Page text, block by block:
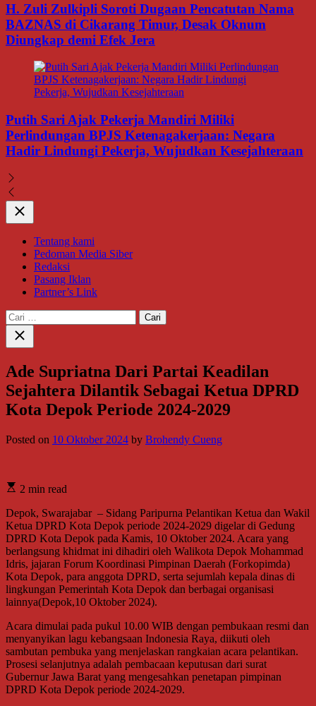
H. Zuli Zulkipli Soroti Dugaan Pencatutan Nama
BAZNAS di Cikarang Timur, Desak Oknum
Diungkap demi Efek Jera
Putih Sari Ajak Pekerja Mandiri Miliki
Perlindungan BPJS Ketenagakerjaan: Negara
Hadir Lindungi Pekerja, Wujudkan Kesejahteraan
Close
Tentang kami
Pedoman Media Siber
Redaksi
Pasang Iklan
Partner’s Link
Cari
untuk:
Close
search
Ade Supriatna Dari Partai Keadilan
Sejahtera Dilantik Sebagai Ketua DPRD
Kota Depok Periode 2024-2029
Posted on 10 Oktober 2024 by Brohendy Cueng
2 min read
Depok, Swarajabar – Sidang Paripurna Pelantikan Ketua dan Wakil
Ketua DPRD Kota Depok periode 2024-2029 digelar di Gedung
DPRD Kota Depok pada Kamis, 10 Oktober 2024. Acara yang
berlangsung khidmat ini dihadiri oleh Walikota Depok Mohammad
Idris, jajaran Forum Koordinasi Pimpinan Daerah (Forkopimda)
Kota Depok, para anggota DPRD, serta sejumlah kepala dinas di
lingkungan Pemerintah Kota Depok dan berbagai organisasi
lainnya(Depok,10 Oktober 2024).
Acara dimulai pada pukul 10.00 WIB dengan pembukaan resmi dan
menyanyikan lagu kebangsaan Indonesia Raya, diikuti oleh
sambutan pembuka yang menjelaskan rangkaian acara pelantikan.
Prosesi selanjutnya adalah pembacaan keputusan dari surat
Gubernur Jawa Barat yang mengesahkan penetapan pimpinan
DPRD Kota Depok periode 2024-2029.